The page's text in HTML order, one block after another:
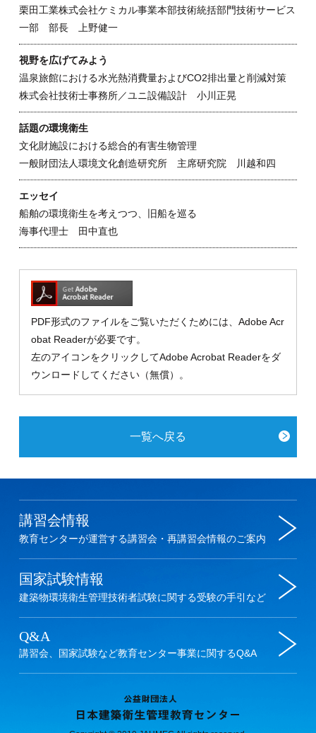
栗田工業株式会社ケミカル事業本部技術統括部門技術サービス
一部 部長 上野健一
視野を広げてみよう
温泉旅館における水光熱消費量およびCO2排出量と削減対策
株式会社技術士事務所／ユニ設備設計 小川正晃
話題の環境衛生
文化財施設における総合的有害生物管理
一般財団法人環境文化創造研究所 主席研究院 川越和四
エッセイ
船舶の環境衛生を考えつつ、旧船を巡る
海事代理士 田中直也
PDF形式のファイルをご覧いただくためには、Adobe Acr
obat Readerが必要です。
左のアイコンをクリックしてAdobe Acrobat Readerをダ
ウンロードしてください（無償）。
一覧へ戻る